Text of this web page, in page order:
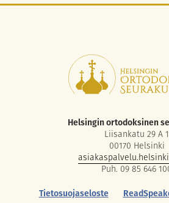
Helsingin ortodoksinen
Liisankatu 29 A 1
00170 Helsinki
Puh. 09 85 646
Tietosuojaseloste